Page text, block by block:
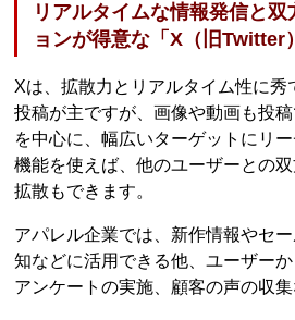
リアルタイムな情報発信と
ョンが得意な「X（旧Twitter
Xは、拡散力とリアルタイム性に
投稿が主ですが、画像や動画も投
を中心に、幅広いターゲットにリ
機能を使えば、他のユーザーとの
拡散もできます。
アパレル企業では、新作情報やセ
知などに活用できる他、ユーザー
アンケートの実施、顧客の声の収集